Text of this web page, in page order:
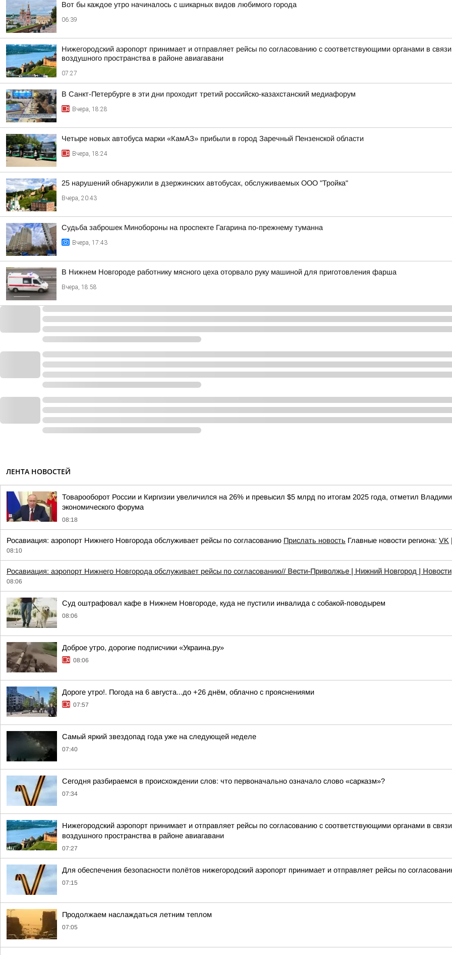
Вот бы каждое утро начиналось с шикарных видов любимого города
06:39
Нижегородский аэропорт принимает и отправляет рейсы по согласованию с соответствующими органами в
воздушного пространства в районе авиагавани
07:27
В Санкт-Петербурге в эти дни проходит третий российско-казахстанский медиафорум
Вчера, 18:28
Четыре новых автобуса марки «КамАЗ» прибыли в город Заречный Пензенской области
Вчера, 18:24
25 нарушений обнаружили в дзержинских автобусах, обслуживаемых ООО "Тройка"
Вчера, 20:43
Судьба заброшек Минобороны на проспекте Гагарина по-прежнему туманна
Вчера, 17:43
В Нижнем Новгороде работнику мясного цеха оторвало руку машиной для приготовления фарша
Вчера, 18:58
ЛЕНТА НОВОСТЕЙ
Товарооборот России и Киргизии увеличился на 26% и превысил $5 млрд по итогам 2025 года, отметил
экономического форума
08:18
Росавиация: аэропорт Нижнего Новгорода обслуживает рейсы по согласованию Прислать новость Главные новости региона: VK |
08:10
Росавиация: аэропорт Нижнего Новгорода обслуживает рейсы по согласованию// Вести-Приволжье | Нижний Новгород | Новости
08:06
Суд оштрафовал кафе в Нижнем Новгороде, куда не пустили инвалида с собакой-поводырем
08:06
Доброе утро, дорогие подписчики «Украина.ру»
08:06
Дороге утро!. Погода на 6 августа...до +26 днём, облачно с прояснениями
07:57
Самый яркий звездопад года уже на следующей неделе
07:40
Сегодня разбираемся в происхождении слов: что первоначально означало слово «сарказм»?
07:34
Нижегородский аэропорт принимает и отправляет рейсы по согласованию с соответствующими органами в
воздушного пространства в районе авиагавани
07:27
Для обеспечения безопасности полётов нижегородский аэропорт принимает и отправляет рейсы по
07:15
Продолжаем наслаждаться летним теплом
07:05